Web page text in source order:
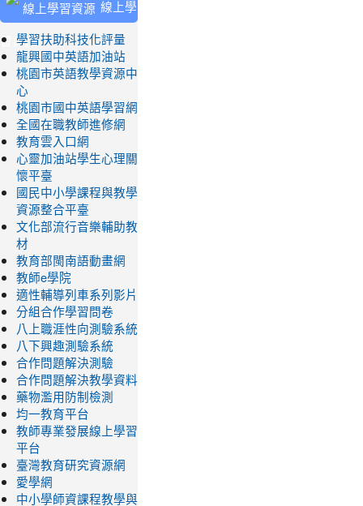
線上學
習資源
學習扶助科技化評量
龍興國中英語加油站
桃園市英語教學資源中
心
桃園市國中英語學習網
全國在職教師進修網
教育雲入口網
心靈加油站學生心理關
懷平臺
國民中小學課程與教學
資源整合平臺
文化部流行音樂輔助教
材
教育部閩南語動畫網
教師e學院
適性輔導列車系列影片
分組合作學習問卷
八上職涯性向測驗系統
八下興趣測驗系統
合作問題解決測驗
合作問題解決教學資料
藥物濫用防制檢測
均一教育平台
教師專業發展線上學習
平台
臺灣教育研究資源網
愛學網
中小學師資課程教學與